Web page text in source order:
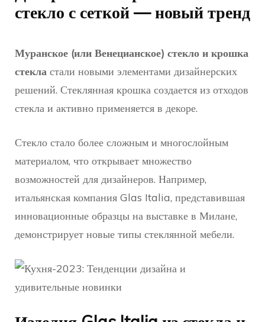
стекло с сеткой — новый тренд
Муранское (или Венецианское) стекло и крошка
стекла стали новыми элементами дизайнерских
решений. Стеклянная крошка создается из отходов
стекла и активно применяется в декоре.
Стекло стало более сложным и многослойным
материалом, что открывает множество
возможностей для дизайнеров. Например,
итальянская компания Glas Italia, представившая
инновационные образцы на выставке в Милане,
демонстрирует новые типы стеклянной мебели.